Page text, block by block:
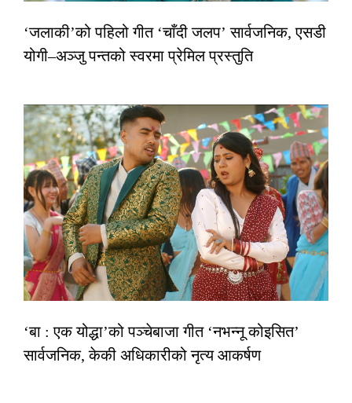
‘जलाकी’को पहिलो गीत ‘चाँदी जलप’ सार्वजनिक, एसडी
योगी–अञ्जु पन्तको स्वरमा प्रेमिल प्रस्तुति
‘बा : एक योद्धा’को पञ्चेबाजा गीत ‘नभन्नू कोइसित’
सार्वजनिक, केकी अधिकारीको नृत्य आकर्षण